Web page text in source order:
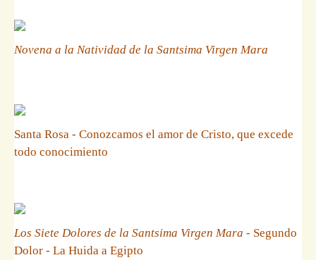
Novena a la Natividad de la Santsima Virgen Mara
Santa Rosa - Conozcamos el amor de Cristo, que excede
todo conocimiento
Los Siete Dolores de la Santsima Virgen Mara - Segundo
Dolor - La Huida a Egipto